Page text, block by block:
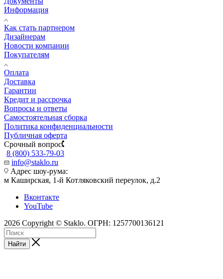
Информация
Как стать партнером
Дизайнерам
Новости компании
Покупателям
Оплата
Доставка
Гарантии
Кредит и рассрочка
Вопросы и ответы
Самостоятельная сборка
Политика конфиденциальности
Публичная оферта
Срочный вопрос
8 (800) 533-79-03
info@staklo.ru
Адрес шоу-рума:
м Каширская, 1-й Котляковский переулок, д.2
Вконтакте
YouTube
2026 Copyright © Staklo. ОГРН: 1257700136121
Найти